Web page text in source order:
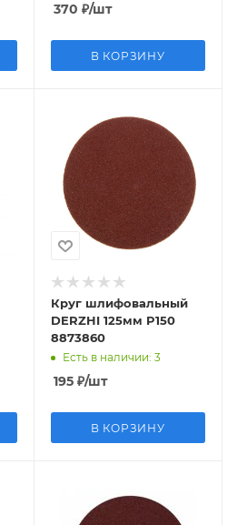
370 ₽/шт
В КОРЗИНУ
Круг шлифовальный
DERZHI 125мм P150
8873860
Есть в наличии: 3
195₽/шт
В КОРЗИНУ